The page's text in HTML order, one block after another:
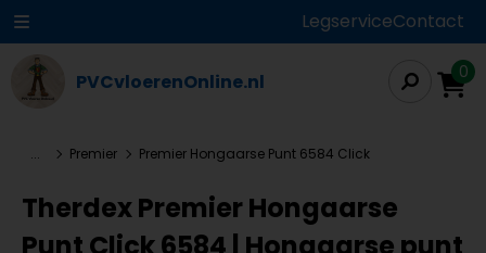
LegserviceContact
PVCvloerenOnline.nl 0
... Premier Premier Hongaarse Punt 6584 Click
Therdex Premier Hongaarse